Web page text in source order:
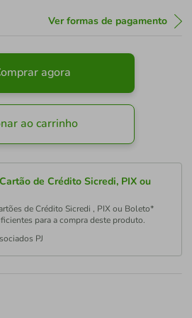
Ver formas de pagamento
agora
ao carrinho
de Crédito Sicredi, PIX ou
de Crédito Sicredi , PIX ou Boleto*
para a compra deste produto.
PJ